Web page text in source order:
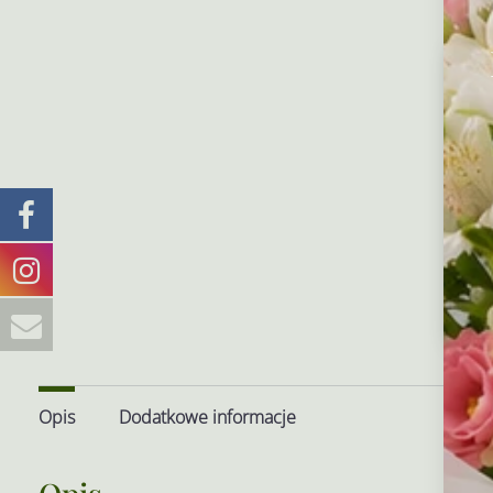
Opis Dodatkowe informacje